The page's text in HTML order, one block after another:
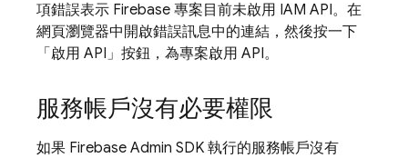
項錯誤表示 Firebase 專案目前未啟用 IAM API。在
網頁瀏覽器中開啟錯誤訊息中的連結，然後按一下
「啟用 API」按鈕，為專案啟用 API。
服務帳戶沒有必要權限
如果 Firebase Admin SDK 執行的服務帳戶沒有